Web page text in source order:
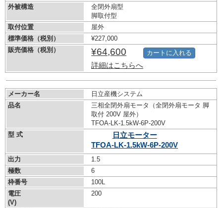
外被構造
全閉外扇型
脚取付型
取付位置
屋外
標準価格（税別）
¥227,000
販売価格（税別）
¥64,600
詳細はこちらへ
カートに入れる
メーカー名
日立産機システム
品名
三相全閉外扇モータ（全閉外扇モータ 脚
取付 200V 屋外）
TFOA-LK-1.5kW-6P-200V
型 式
日立モーター
TFOA-LK-1.5kW-6P-200V
出力
1.5
極数
6
枠番号
100L
電圧
(V)
200